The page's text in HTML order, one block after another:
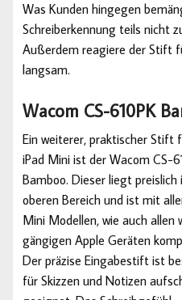
Was Kunden hingegen
Schreiberkennung teils nicht
Außerdem reagiere der Stift
langsam.
Wacom CS-610PK
Ein weiterer, praktischer Stift
iPad Mini ist der Wacom CS-
Bamboo. Dieser liegt preislich
oberen Bereich und ist mit
Mini Modellen, wie auch allen
gängigen Apple Geräten
Der präzise Eingabestift ist
für Skizzen und Notizen